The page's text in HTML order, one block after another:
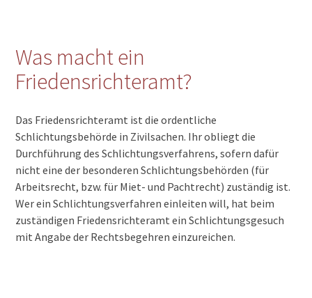
Was macht ein
Friedensrichteramt?
Das Friedensrichteramt ist die ordentliche
Schlichtungsbehörde in Zivilsachen. Ihr obliegt die
Durchführung des Schlichtungsverfahrens, sofern dafür
nicht eine der besonderen Schlichtungsbehörden (für
Arbeitsrecht, bzw. für Miet- und Pachtrecht) zuständig ist.
Wer ein Schlichtungsverfahren einleiten will, hat beim
zuständigen Friedensrichteramt ein Schlichtungsgesuch
mit Angabe der Rechtsbegehren einzureichen.